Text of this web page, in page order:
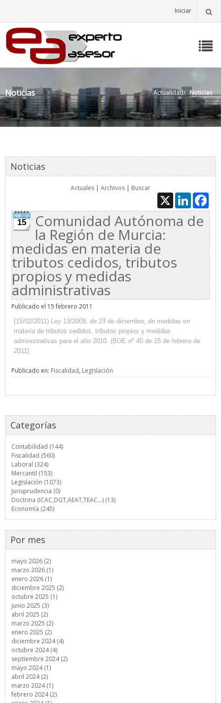
Iniciar
Noticias Actualidad/ Noticias
Noticias
Actuales | Archivos | Buscar
X
LinkedIn
15 Comunidad Autónoma de
la Región de Murcia:
medidas en materia de
tributos cedidos, tributos
propios y medidas
administrativas
Publicado el 15 febrero 2011
(15/02/2011) Ley 13/2009, de 23 de diciembre, de medidas en
materia de tributos cedidos, tributos propios y medidas
administrativas para el año 2010. (BOE nº 40 de 15 de febrero de
2011)
Publicado en: Fiscalidad, Legislación
Categorías
Contabilidad (144)
Fiscalidad (560)
Laboral (324)
Mercantil (153)
Legislación (1073)
Jurisprudencia (0)
Doctrina (ICAC,DGT,AEAT,TEAC...) (13)
Economía (245)
Por mes
mayo 2026 (2)
marzo 2026 (1)
enero 2026 (1)
diciembre 2025 (2)
octubre 2025 (1)
junio 2025 (3)
abril 2025 (2)
marzo 2025 (2)
enero 2025 (2)
diciembre 2024 (4)
octubre 2024 (4)
septiembre 2024 (2)
mayo 2024 (1)
abril 2024 (2)
marzo 2024 (1)
febrero 2024 (2)